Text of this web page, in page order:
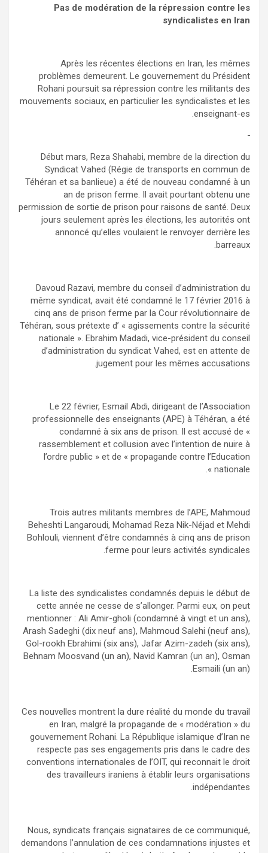
Pas de modération de la répression contre les
syndicalistes en Iran
Après les récentes élections en Iran, les mêmes
problèmes demeurent. Le gouvernement du Président
Rohani poursuit sa répression contre les militants des
mouvements sociaux, en particulier les syndicalistes et les
enseignant-es.
Début mars, Reza Shahabi, membre de la direction du
Syndicat Vahed (Régie de transports en commun de
Téhéran et sa banlieue) a été de nouveau condamné à un
an de prison ferme. Il avait pourtant obtenu une
permission de sortie de prison pour raisons de santé. Deux
jours seulement après les élections, les autorités ont
annoncé qu’elles voulaient le renvoyer derrière les
barreaux.
Davoud Razavi, membre du conseil d’administration du
même syndicat, avait été condamné le 17 février 2016 à
cinq ans de prison ferme par la Cour révolutionnaire de
Téhéran, sous prétexte d’ « agissements contre la sécurité
nationale ». Ebrahim Madadi, vice-président du conseil
d’administration du syndicat Vahed, est en attente de
jugement pour les mêmes accusations.
Le 22 février, Esmail Abdi, dirigeant de l’Association
professionnelle des enseignants (APE) à Téhéran, a été
condamné à six ans de prison. Il est accusé de «
rassemblement et collusion avec l’intention de nuire à
l’ordre public » et de « propagande contre l’Education
nationale ».
Trois autres militants membres de l’APE, Mahmoud
Beheshti Langaroudi, Mohamad Reza Nik-Néjad et Mehdi
Bohlouli, viennent d’être condamnés à cinq ans de prison
ferme pour leurs activités syndicales.
La liste des syndicalistes condamnés depuis le début de
cette année ne cesse de s’allonger. Parmi eux, on peut
mentionner : Ali Amir-gholi (condamné à vingt et un ans),
Arash Sadeghi (dix neuf ans), Mahmoud Salehi (neuf ans),
Gol-rookh Ebrahimi (six ans), Jafar Azim-zadeh (six ans),
Behnam Moosvand (un an), Navid Kamran (un an), Osman
Esmaili (un an).
Ces nouvelles montrent la dure réalité du monde du travail
en Iran, malgré la propagande de « modération » du
gouvernement Rohani. La République islamique d’Iran ne
respecte pas ses engagements pris dans le cadre des
conventions internationales de l’OIT, qui reconnait le droit
des travailleurs iraniens à établir leurs organisations
indépendantes.
Nous, syndicats français signataires de ce communiqué,
demandons l’annulation de ces condamnations injustes et